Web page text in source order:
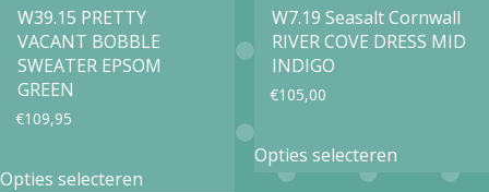
op
de
op
de
W39.15 PRETTY
VACANT BOBBLE
SWEATER EPSOM
GREEN
€109,95
Opties selecteren
W7.19 Seasalt Cornwall
RIVER COVE DRESS MID
INDIGO
€105,00
Opties selecteren
product